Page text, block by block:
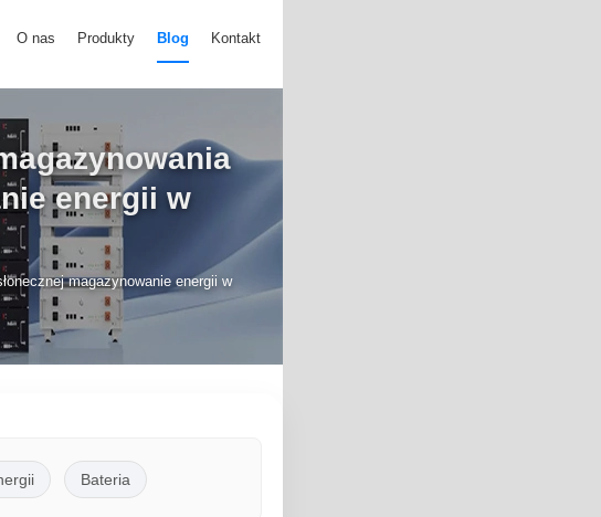
O nas Produkty Blog Kontakt
energii w
magazynowanie energii w
Bateria